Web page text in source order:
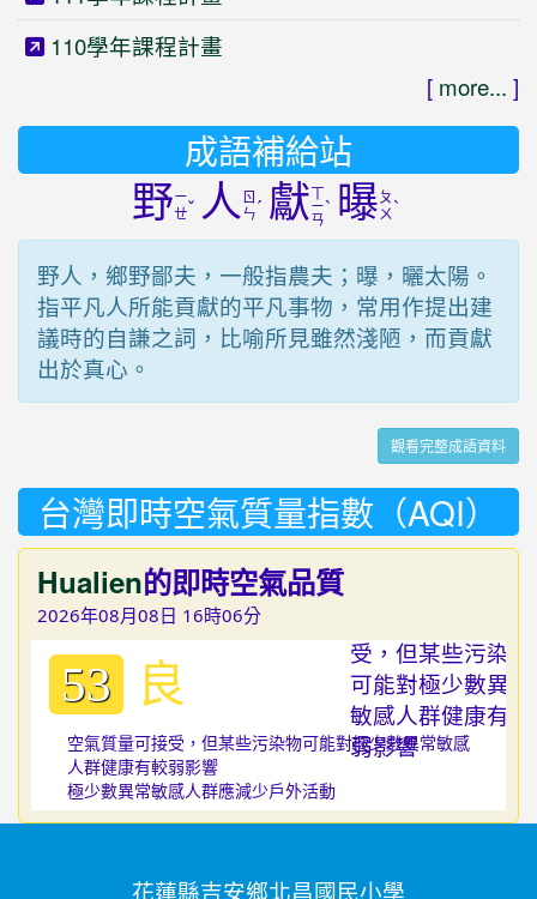
110學年課程計畫
[ more... ]
成語補給站
野ㄧ
ㄝˇ 人ㄖ
ㄣˊ 獻ㄧ
ㄢ
ˋ 曝ㄆ
ㄨˋ
野人，鄉野鄙夫，一般指農夫；曝，曬太陽。
指平凡人所能貢獻的平凡事物，常用作提出建
議時的自謙之詞，比喻所見雖然淺陋，而貢獻
出於真心。
觀看完整成語資料
台灣即時空氣質量指數（AQI）
Hualien的即時空氣品質
2026年08月08日 16時06分
53 良
空氣質量可接受，但某些污染物可能對極少數異常敏感
人群健康有較弱影響
極少數異常敏感人群應減少戶外活動
花蓮縣吉安鄉北昌國民小學